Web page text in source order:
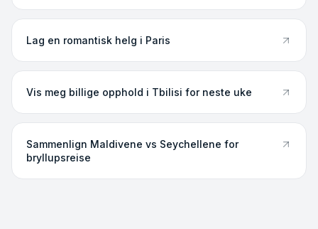
Lag en romantisk helg i Paris
Vis meg billige opphold i Tbilisi for neste uke
Sammenlign Maldivene vs Seychellene for
bryllupsreise